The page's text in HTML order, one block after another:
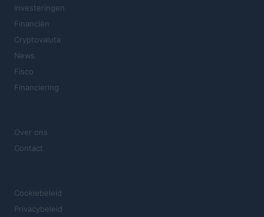
Investeringen
Financiën
Cryptovaluta
News
Fisco
Financiering
Over ons
Contact
Cookiebeleid
Privacybeleid